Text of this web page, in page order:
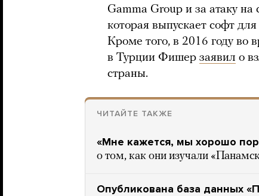
Gamma Group и за атаку
которая выпускает софт
Кроме того, в 2016 году во
в Турции Фишер заявил о
страны.
ЧИТАЙТЕ ТАКЖЕ
«Мне кажется, мы хорошо
о том, как они изучали
Опубликована база данных